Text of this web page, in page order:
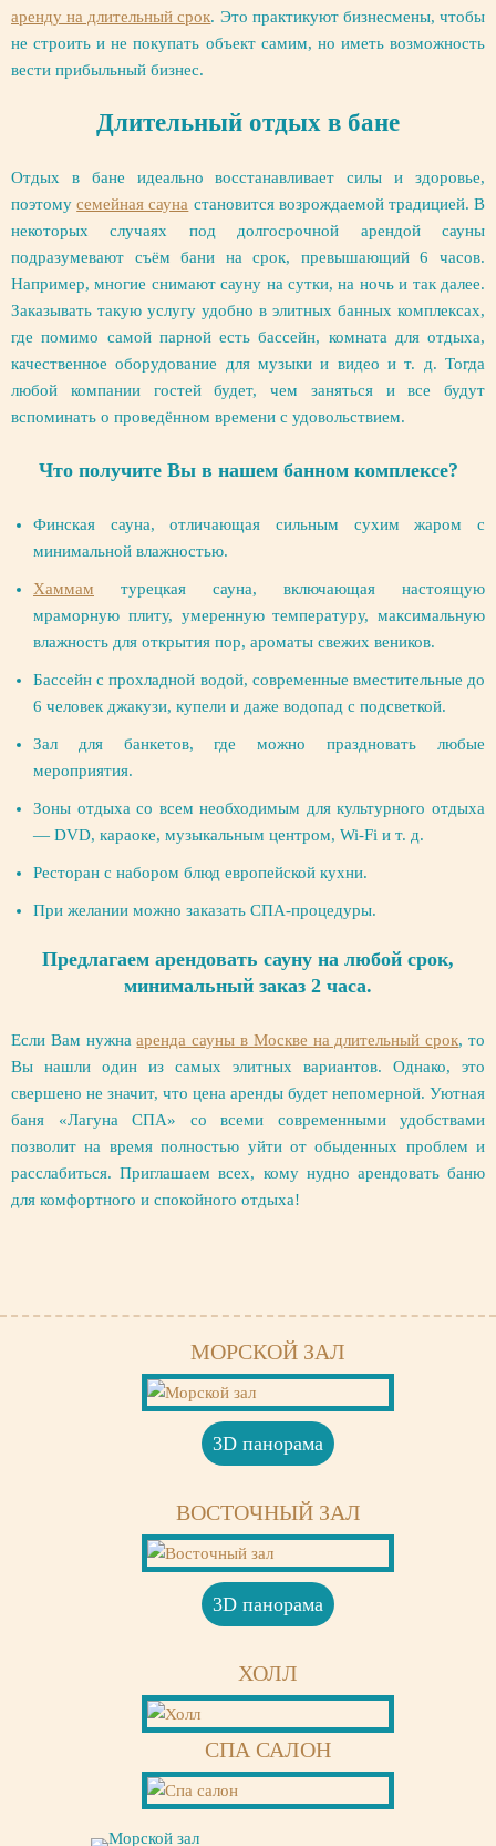
аренду на длительный срок. Это практикуют бизнесмены, чтобы
не строить и не покупать объект самим, но иметь возможность
вести прибыльный бизнес.
Длительный отдых в бане
Отдых в бане идеально восстанавливает силы и здоровье,
поэтомусемейная сауна становится возрождаемой традицией. В
некоторых случаях под долгосрочной арендой сауны
подразумевают съём бани на срок, превышающий 6 часов.
Например, многие снимают сауну на сутки, на ночь и так далее.
Заказывать такую услугу удобно в элитных банных комплексах,
где помимо самой парной есть бассейн, комната для отдыха,
качественное оборудование для музыки и видео и т. д. Тогда
любой компании гостей будет, чем заняться и все будут
вспоминать о проведённом времени с удовольствием.
Что получите Вы в нашем банном комплексе?
Финская сауна, отличающая сильным сухим жаром с
минимальной влажностью.
Хаммам турецкая сауна, включающая настоящую
мраморную плиту, умеренную температуру, максимальную
влажность для открытия пор, ароматы свежих веников.
Бассейн с прохладной водой, современные вместительные до
6 человек джакузи, купели и даже водопад с подсветкой.
Зал для банкетов, где можно праздновать любые
мероприятия.
Зоны отдыха со всем необходимым для культурного отдыха
— DVD, караоке, музыкальным центром, Wi-Fi и т. д.
Ресторан с набором блюд европейской кухни.
При желании можно заказать СПА-процедуры.
Предлагаем арендовать сауну на любой срок,
минимальный заказ 2 часа.
Если Вам нужнааренда сауны в Москве на длительный срок, то
Вы нашли один из самых элитных вариантов. Однако, это
свершено не значит, что цена аренды будет непомерной. Уютная
баня «Лагуна СПА» со всеми современными удобствами
позволит на время полностью уйти от обыденных проблем и
расслабиться. Приглашаем всех, кому нудно арендовать баню
для комфортного и спокойного отдыха!
МОРСКОЙ ЗАЛ
СМОТРЕТЬ
3D панорама
ВОСТОЧНЫЙ ЗАЛ
СМОТРЕТЬ
3D панорама
ХОЛЛ
СМОТРЕТЬ
СПА САЛОН